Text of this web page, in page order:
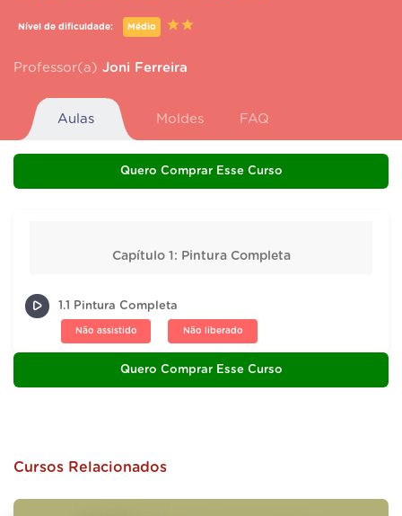
Nível de dificuldade: Médio
Professor(a) Joni Ferreira
Aulas Moldes FAQ
Quero Comprar Esse Curso
Capítulo 1: Pintura Completa
1.1 Pintura Completa
Não assistido Não liberado
Quero Comprar Esse Curso
Cursos Relacionados